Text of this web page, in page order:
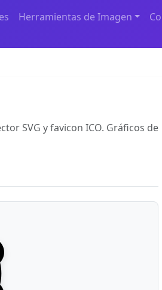
Herramientas de Imagen
SVG y favicon ICO. Gráficos de